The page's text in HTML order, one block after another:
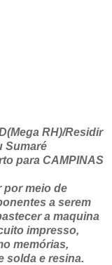
RH)/Residir
Sumaré
para CAMPINAS
por meio de
a serem
a maquina
impresso,
memórias,
solda e resina.